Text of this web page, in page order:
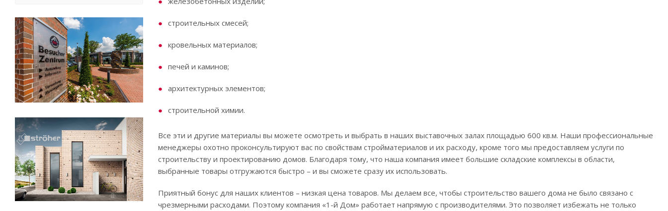
строительных смесей;
кровельных материалов;
печей и каминов;
архитектурных элементов;
строительной химии.
Все эти и другие материалы вы можете осмотреть и выбрать в наших выставочных залах площадью 600 кв.м. Наши профессиональные
менеджеры охотно проконсультируют вас по свойствам стройматериалов и их расходу, кроме того мы предоставляем услуги по
строительству и проектированию домов. Благодаря тому, что наша компания имеет большие складские комплексы в области,
выбранные товары отгружаются быстро – и вы сможете сразу их использовать.
Приятный бонус для наших клиентов – низкая цена товаров. Мы делаем все, чтобы строительство вашего дома не было связано с
чрезмерными расходами. Поэтому компания «1-й Дом» работает напрямую с производителями. Это позволяет избежать не только